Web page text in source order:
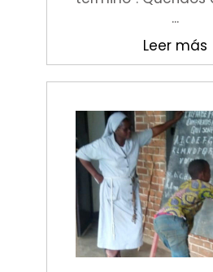
...
Leer más